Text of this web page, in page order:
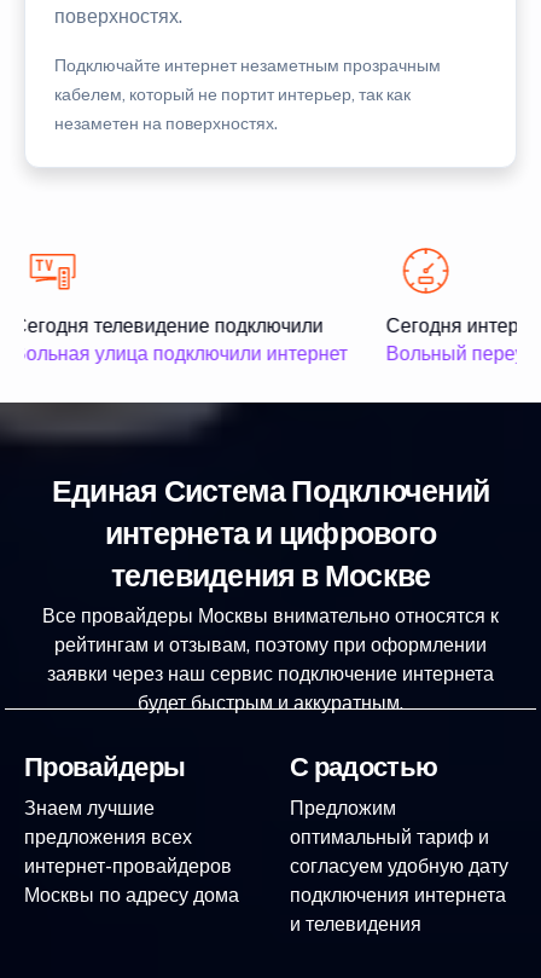
поверхностях.
Подключайте интернет незаметным прозрачным
кабелем, который не портит интерьер, так как
незаметен на поверхностях.
Сегодня телевидение подключили
Вольная улица подключили интернет
Сегодня
Вольный
Единая Система Подключений
интернета и цифрового
телевидения в Москве
Все провайдеры Москвы внимательно относятся к
рейтингам и отзывам, поэтому при оформлении
заявки через наш сервис подключение интернета
будет быстрым и аккуратным.
Провайдеры
Знаем лучшие
предложения всех
интернет-провайдеров
Москвы по адресу дома
С радостью
Предложим
оптимальный тариф и
согласуем удобную дату
подключения интернета
и телевидения